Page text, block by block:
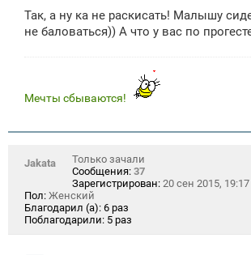
Так, а ну ка не раскисать! Малышу
не баловаться)) А что у вас по
Мечты сбываются!
Jakata
Только зачали
Сообщения: 37
Зарегистрирован: 20 сен 2015, 19:17
Пол: Женский
Благодарил (а): 6 раз
Поблагодарили: 5 раз